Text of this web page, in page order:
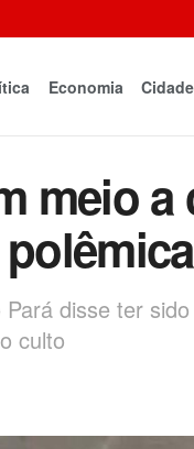
Economia
meio a
disse ter
culto